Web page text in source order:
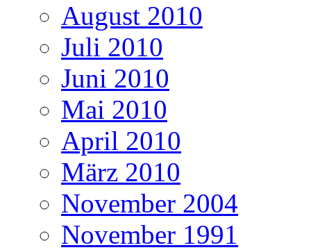
August 2010
Juli 2010
Juni 2010
Mai 2010
April 2010
März 2010
November 2004
November 1991